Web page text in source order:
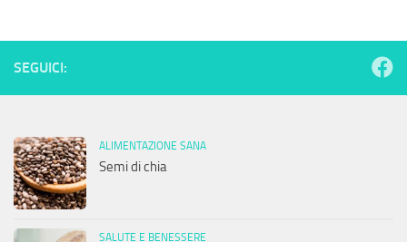
SEGUICI:
ALIMENTAZIONE SANA
Semi di chia
SALUTE E BENESSERE